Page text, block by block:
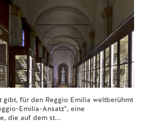
gibt, für den Reggio Emilia weltberühmt
Emilia-Ansatz", eine
die auf dem st...